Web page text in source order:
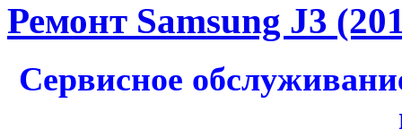
Ремонт Samsung J3
Сервисное